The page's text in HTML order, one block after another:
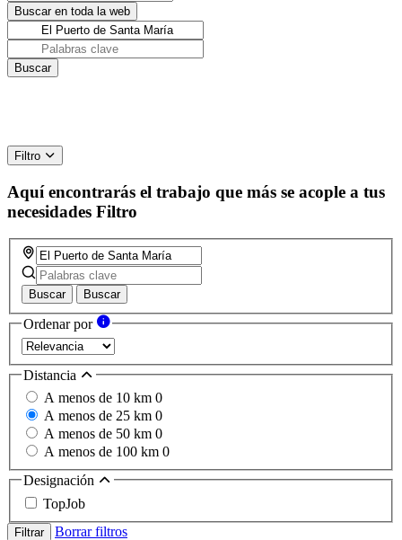
Filtro
Aquí encontrarás el trabajo que más se acople a tus
necesidades Filtro
Buscar Buscar
Ordenar por
Distancia
A menos de 10 km 0
A menos de 25 km 0
A menos de 50 km 0
A menos de 100 km 0
Designación
TopJob
Filtrar Borrar filtros